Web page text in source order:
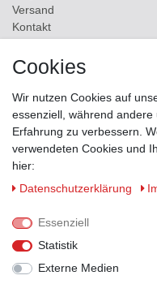
Versand
Kontakt
Cookies
Wir nutzen Cookies auf
essenziell, während
Erfahrung zu verbessern.
verwendeten Cookies und
hier:
Daten­schutz­erklärung
Essenziell
Statistik
Externe Medien